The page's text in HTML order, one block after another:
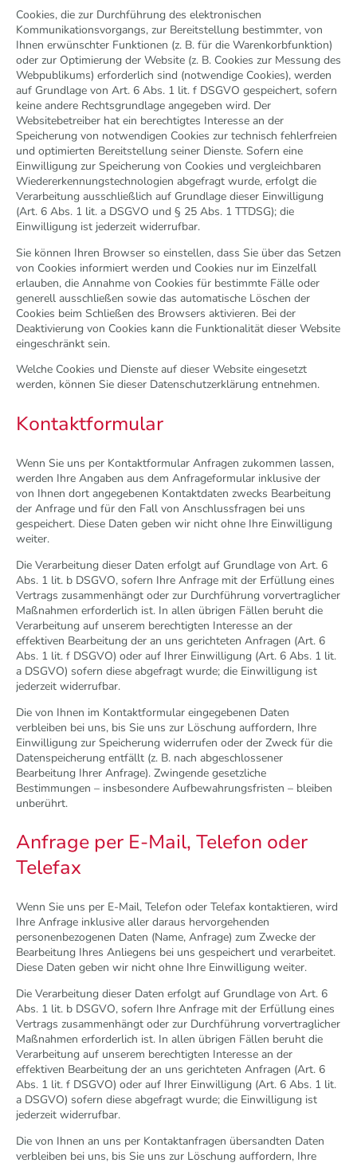
Cookies, die zur Durchführung des elektronischen
Kommunikationsvorgangs, zur Bereitstellung bestimmter, von
Ihnen erwünschter Funktionen (z. B. für die Warenkorbfunktion)
oder zur Optimierung der Website (z. B. Cookies zur Messung des
Webpublikums) erforderlich sind (notwendige Cookies), werden
auf Grundlage von Art. 6 Abs. 1 lit. f DSGVO gespeichert, sofern
keine andere Rechtsgrundlage angegeben wird. Der
Websitebetreiber hat ein berechtigtes Interesse an der
Speicherung von notwendigen Cookies zur technisch fehlerfreien
und optimierten Bereitstellung seiner Dienste. Sofern eine
Einwilligung zur Speicherung von Cookies und vergleichbaren
Wiedererkennungstechnologien abgefragt wurde, erfolgt die
Verarbeitung ausschließlich auf Grundlage dieser Einwilligung
(Art. 6 Abs. 1 lit. a DSGVO und § 25 Abs. 1 TTDSG); die
Einwilligung ist jederzeit widerrufbar.
Sie können Ihren Browser so einstellen, dass Sie über das Setzen
von Cookies informiert werden und Cookies nur im Einzelfall
erlauben, die Annahme von Cookies für bestimmte Fälle oder
generell ausschließen sowie das automatische Löschen der
Cookies beim Schließen des Browsers aktivieren. Bei der
Deaktivierung von Cookies kann die Funktionalität dieser Website
eingeschränkt sein.
Welche Cookies und Dienste auf dieser Website eingesetzt
werden, können Sie dieser Datenschutzerklärung entnehmen.
Kontaktformular
Wenn Sie uns per Kontaktformular Anfragen zukommen lassen,
werden Ihre Angaben aus dem Anfrageformular inklusive der
von Ihnen dort angegebenen Kontaktdaten zwecks Bearbeitung
der Anfrage und für den Fall von Anschlussfragen bei uns
gespeichert. Diese Daten geben wir nicht ohne Ihre Einwilligung
weiter.
Die Verarbeitung dieser Daten erfolgt auf Grundlage von Art. 6
Abs. 1 lit. b DSGVO, sofern Ihre Anfrage mit der Erfüllung eines
Vertrags zusammenhängt oder zur Durchführung vorvertraglicher
Maßnahmen erforderlich ist. In allen übrigen Fällen beruht die
Verarbeitung auf unserem berechtigten Interesse an der
effektiven Bearbeitung der an uns gerichteten Anfragen (Art. 6
Abs. 1 lit. f DSGVO) oder auf Ihrer Einwilligung (Art. 6 Abs. 1 lit.
a DSGVO) sofern diese abgefragt wurde; die Einwilligung ist
jederzeit widerrufbar.
Die von Ihnen im Kontaktformular eingegebenen Daten
verbleiben bei uns, bis Sie uns zur Löschung auffordern, Ihre
Einwilligung zur Speicherung widerrufen oder der Zweck für die
Datenspeicherung entfällt (z. B. nach abgeschlossener
Bearbeitung Ihrer Anfrage). Zwingende gesetzliche
Bestimmungen – insbesondere Aufbewahrungsfristen – bleiben
unberührt.
Anfrage per E-Mail, Telefon oder
Telefax
Wenn Sie uns per E-Mail, Telefon oder Telefax kontaktieren, wird
Ihre Anfrage inklusive aller daraus hervorgehenden
personenbezogenen Daten (Name, Anfrage) zum Zwecke der
Bearbeitung Ihres Anliegens bei uns gespeichert und verarbeitet.
Diese Daten geben wir nicht ohne Ihre Einwilligung weiter.
Die Verarbeitung dieser Daten erfolgt auf Grundlage von Art. 6
Abs. 1 lit. b DSGVO, sofern Ihre Anfrage mit der Erfüllung eines
Vertrags zusammenhängt oder zur Durchführung vorvertraglicher
Maßnahmen erforderlich ist. In allen übrigen Fällen beruht die
Verarbeitung auf unserem berechtigten Interesse an der
effektiven Bearbeitung der an uns gerichteten Anfragen (Art. 6
Abs. 1 lit. f DSGVO) oder auf Ihrer Einwilligung (Art. 6 Abs. 1 lit.
a DSGVO) sofern diese abgefragt wurde; die Einwilligung ist
jederzeit widerrufbar.
Die von Ihnen an uns per Kontaktanfragen übersandten Daten
verbleiben bei uns, bis Sie uns zur Löschung auffordern, Ihre